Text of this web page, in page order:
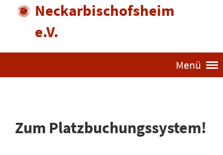
Neckarbischofsheim
e.V.
Menü
Zum Platzbuchungssystem!